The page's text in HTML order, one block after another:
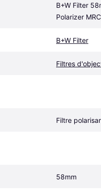
B+W Filter
Polarizer MRC
B+W Filter
Filtres
Filtre
58mm